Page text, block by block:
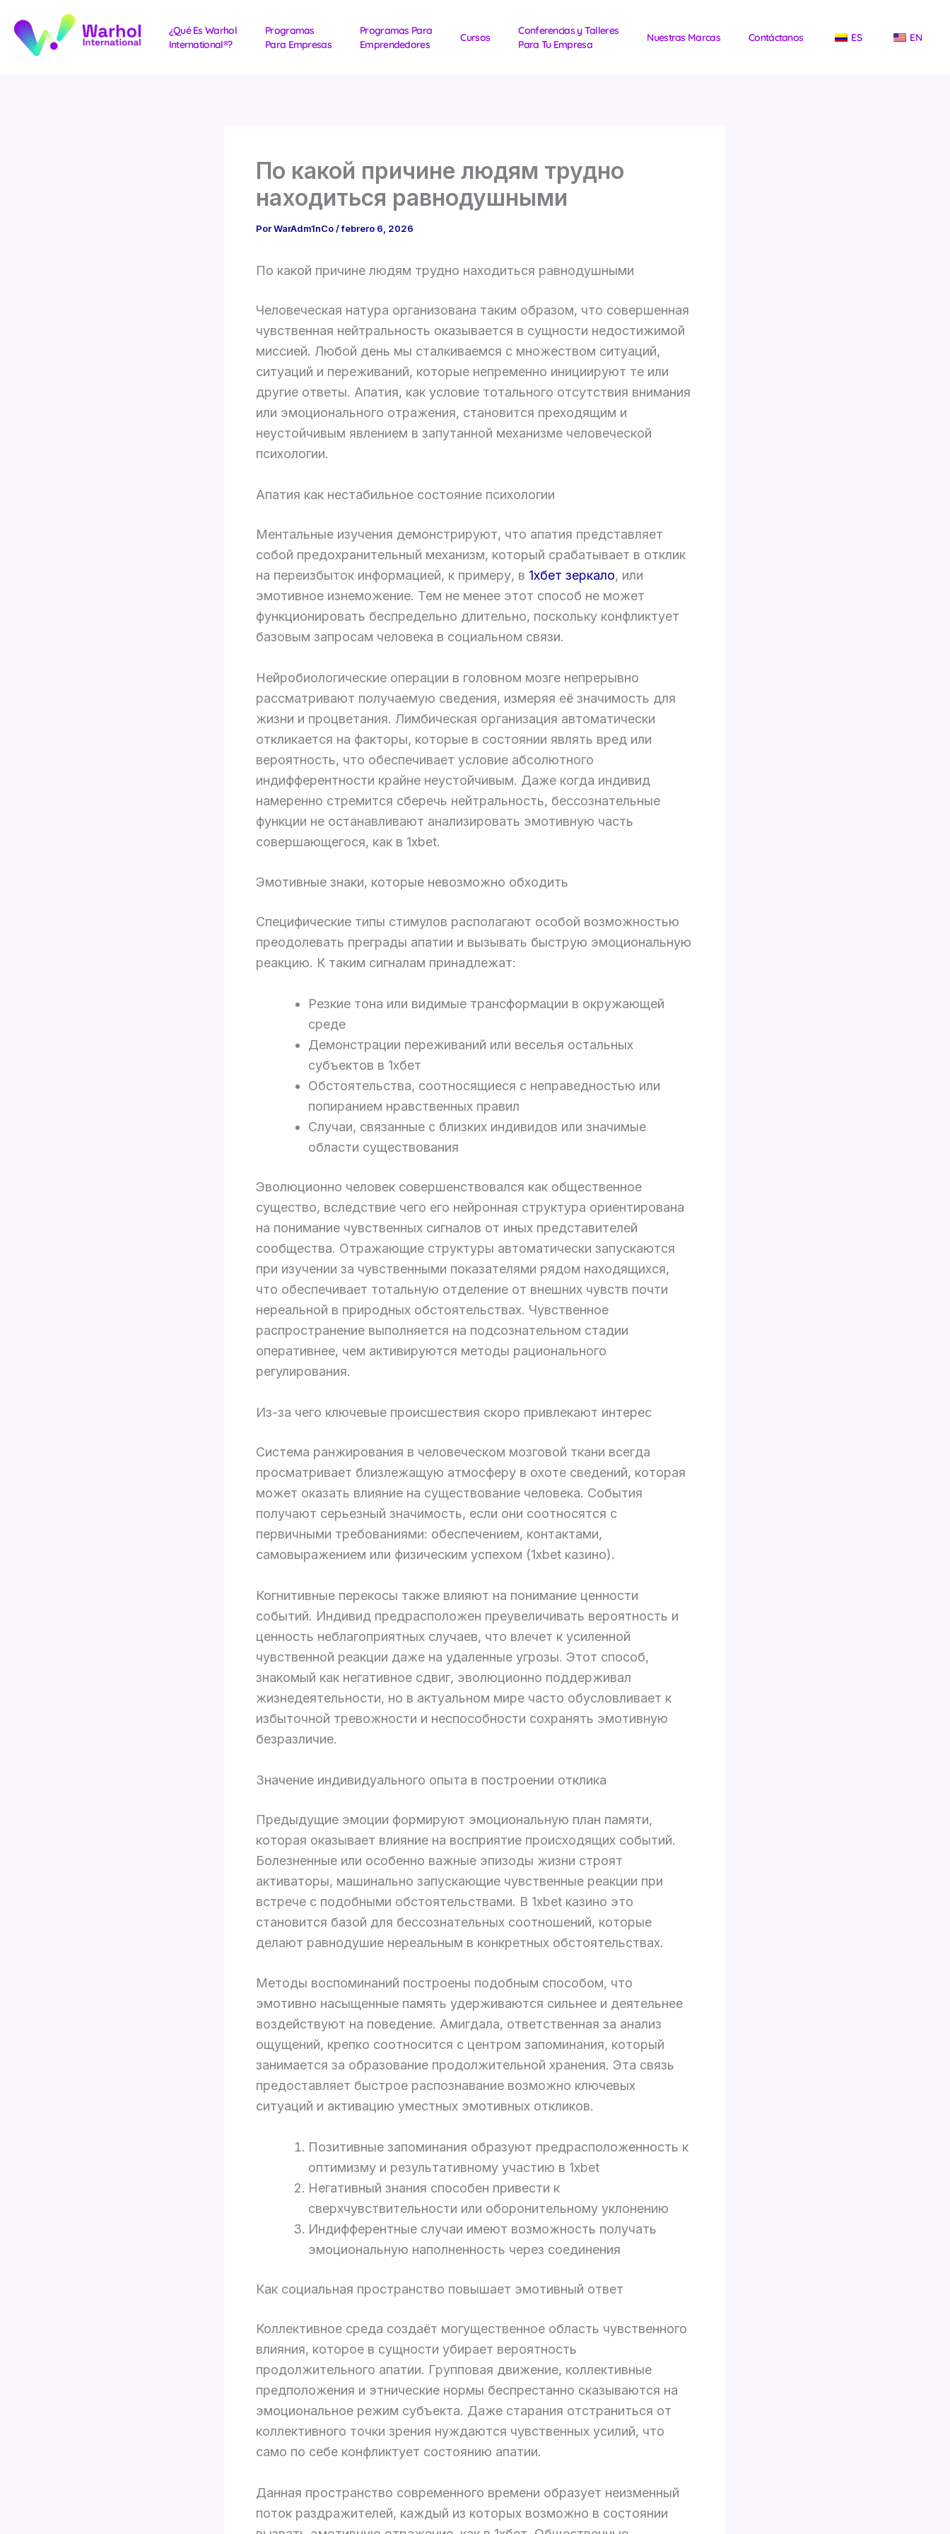
contenido
¿Qué Es Warhol
International®?
Programas
Para Empresas
Programas Para
Emprendedores
Cursos
Conferencias y Talleres
Para Tu Empresa
Nuestras Marcas Contáctanos ES EN
По какой причине людям трудно
находиться равнодушными
PorWarAdm1nCo/febrero 6, 2026
По какой причине людям трудно находиться равнодушными
Человеческая натура организована таким образом, что совершенная
чувственная нейтральность оказывается в сущности недостижимой
миссией. Любой день мы сталкиваемся с множеством ситуаций,
ситуаций и переживаний, которые непременно инициируют те или
другие ответы. Апатия, как условие тотального отсутствия внимания
или эмоционального отражения, становится преходящим и
неустойчивым явлением в запутанной механизме человеческой
психологии.
Апатия как нестабильное состояние психологии
Ментальные изучения демонстрируют, что апатия представляет
собой предохранительный механизм, который срабатывает в отклик
на переизбыток информацией, к примеру, в 1хбет зеркало, или
эмотивное изнеможение. Тем не менее этот способ не может
функционировать беспредельно длительно, поскольку конфликтует
базовым запросам человека в социальном связи.
Нейробиологические операции в головном мозге непрерывно
рассматривают получаемую сведения, измеряя её значимость для
жизни и процветания. Лимбическая организация автоматически
откликается на факторы, которые в состоянии являть вред или
вероятность, что обеспечивает условие абсолютного
индифферентности крайне неустойчивым. Даже когда индивид
намеренно стремится сберечь нейтральность, бессознательные
функции не останавливают анализировать эмотивную часть
совершающегося, как в 1xbet.
Эмотивные знаки, которые невозможно обходить
Специфические типы стимулов располагают особой возможностью
преодолевать преграды апатии и вызывать быструю эмоциональную
реакцию. К таким сигналам принадлежат:
Резкие тона или видимые трансформации в окружающей
среде
Демонстрации переживаний или веселья остальных
субъектов в 1хбет
Обстоятельства, соотносящиеся с неправедностью или
попиранием нравственных правил
Случаи, связанные с близких индивидов или значимые
области существования
Эволюционно человек совершенствовался как общественное
существо, вследствие чего его нейронная структура ориентирована
на понимание чувственных сигналов от иных представителей
сообщества. Отражающие структуры автоматически запускаются
при изучении за чувственными показателями рядом находящихся,
что обеспечивает тотальную отделение от внешних чувств почти
нереальной в природных обстоятельствах. Чувственное
распространение выполняется на подсознательном стадии
оперативнее, чем активируются методы рационального
регулирования.
Из-за чего ключевые происшествия скоро привлекают интерес
Система ранжирования в человеческом мозговой ткани всегда
просматривает близлежащую атмосферу в охоте сведений, которая
может оказать влияние на существование человека. События
получают серьезный значимость, если они соотносятся с
первичными требованиями: обеспечением, контактами,
самовыражением или физическим успехом (1xbet казино).
Когнитивные перекосы также влияют на понимание ценности
событий. Индивид предрасположен преувеличивать вероятность и
ценность неблагоприятных случаев, что влечет к усиленной
чувственной реакции даже на удаленные угрозы. Этот способ,
знакомый как негативное сдвиг, эволюционно поддерживал
жизнедеятельности, но в актуальном мире часто обусловливает к
избыточной тревожности и неспособности сохранять эмотивную
безразличие.
Значение индивидуального опыта в построении отклика
Предыдущие эмоции формируют эмоциональную план памяти,
которая оказывает влияние на восприятие происходящих событий.
Болезненные или особенно важные эпизоды жизни строят
активаторы, машинально запускающие чувственные реакции при
встрече с подобными обстоятельствами. В 1xbet казино это
становится базой для бессознательных соотношений, которые
делают равнодушие нереальным в конкретных обстоятельствах.
Методы воспоминаний построены подобным способом, что
эмотивно насыщенные память удерживаются сильнее и деятельнее
воздействуют на поведение. Амигдала, ответственная за анализ
ощущений, крепко соотносится с центром запоминания, который
занимается за образование продолжительной хранения. Эта связь
предоставляет быстрое распознавание возможно ключевых
ситуаций и активацию уместных эмотивных откликов.
Позитивные запоминания образуют предрасположенность к
оптимизму и результативному участию в 1xbet
Негативный знания способен привести к
сверхчувствительности или оборонительному уклонению
Индифферентные случаи имеют возможность получать
эмоциональную наполненность через соединения
Как социальная пространство повышает эмотивный ответ
Коллективное среда создаёт могущественное область чувственного
влияния, которое в сущности убирает вероятность
продолжительного апатии. Групповая движение, коллективные
предположения и этнические нормы беспрестанно сказываются на
эмоциональное режим субъекта. Даже старания отстраниться от
коллективного точки зрения нуждаются чувственных усилий, что
само по себе конфликтует состоянию апатии.
Данная пространство современного времени образует неизменный
поток раздражителей, каждый из которых возможно в состоянии